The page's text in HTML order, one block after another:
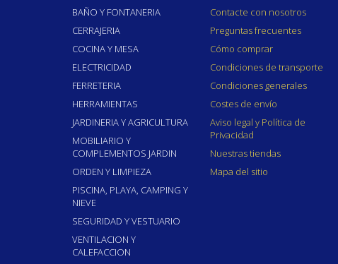
BAÑO Y FONTANERIA
CERRAJERIA
COCINA Y MESA
ELECTRICIDAD
FERRETERIA
HERRAMIENTAS
JARDINERIA Y AGRICULTURA
MOBILIARIO Y
COMPLEMENTOS JARDIN
ORDEN Y LIMPIEZA
PISCINA, PLAYA, CAMPING Y
NIEVE
SEGURIDAD Y VESTUARIO
VENTILACION Y
CALEFACCION
Contacte con nosotros
Preguntas frecuentes
Cómo comprar
Condiciones de transporte
Condiciones generales
Costes de envío
Aviso legal y Política de
Privacidad
Nuestras tiendas
Mapa del sitio